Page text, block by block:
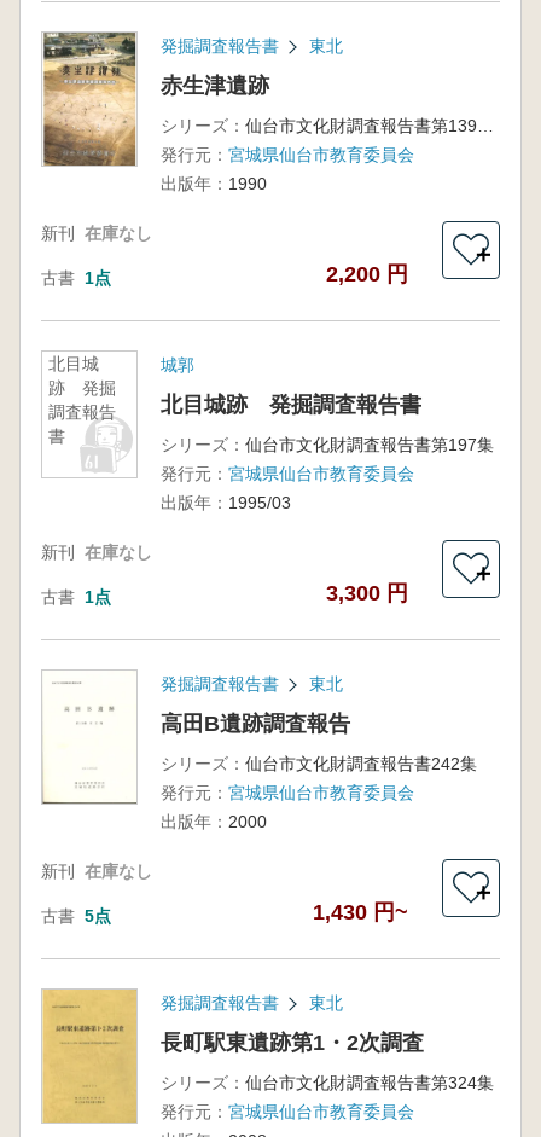
発掘調査報告書 東北
赤生津遺跡
シリーズ：
発行元： 宮城県仙台市教育委員会
出版年： 1990
新刊 在庫なし
古書 1点 2,200 円
＋
北目城
跡 発掘
調査報告
書
城郭
北目城跡 発掘調査報告書
シリーズ： 仙台市文化財調査報告書第197集
発行元： 宮城県仙台市教育委員会
出版年： 1995/03
新刊 在庫なし
古書 1点 3,300 円
＋
発掘調査報告書 東北
高田B遺跡調査報告
シリーズ： 仙台市文化財調査報告書242集
発行元： 宮城県仙台市教育委員会
出版年： 2000
新刊 在庫なし
古書 5点 1,430 円~
＋
発掘調査報告書 東北
長町駅東遺跡第1・2次調査
シリーズ： 仙台市文化財調査報告書第324集
発行元： 宮城県仙台市教育委員会